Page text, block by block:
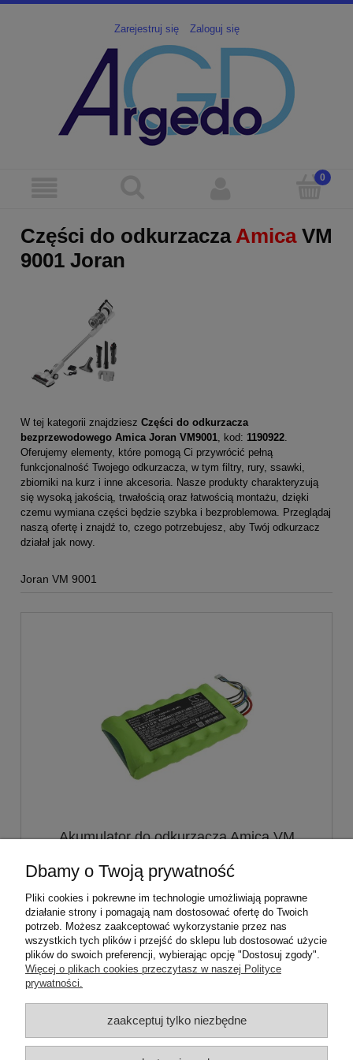
Zarejestruj się Zaloguj się
Części do odkurzacza Amica VM
9001 Joran
W tej kategorii znajdziesz Części do odkurzacza
bezprzewodowego Amica Joran VM9001 , kod: 1190922
Oferujemy elementy, które pomogą Ci przywrócić pełną
funkcjonalność Twojego odkurzacza, w tym filtry, rury, ssawki,
zbiorniki na kurz i inne akcesoria. Nasze produkty charakteryzują
się wysoką jakością, trwałością oraz łatwością montażu, dzięki
czemu wymiana części będzie szybka i bezproblemowa. Przeglądaj
naszą ofertę i znajdź to, czego potrzebujesz, aby Twój odkurzacz
działał jak nowy.
Joran VM 9001
Akumulator do odkurzacza Amica VM
200,00 zł
powiadom o dostępności
ZAMÓWIENIA
PRODUCENCI
Dbamy o Twoją prywatność
Pliki cookies i pokrewne im technologie umożliwiają poprawne
działanie strony i pomagają nam dostosować ofertę do Twoich
potrzeb. Możesz zaakceptować wykorzystanie przez nas
wszystkich tych plików i przejść do sklepu lub dostosować użycie
plików do swoich preferencji, wybierając opcję "Dostosuj zgody".
Więcej o plikach cookies przeczytasz w naszej Polityce
prywatności.
zaakceptuj tylko niezbędne